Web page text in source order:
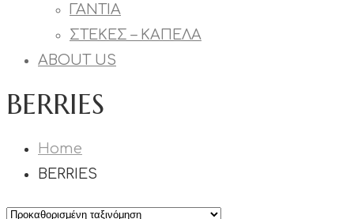
ΓΑΝΤΙΑ
ΣΤΕΚΕΣ – ΚΑΠΕΛΑ
ABOUT US
BERRIES
Home
BERRIES